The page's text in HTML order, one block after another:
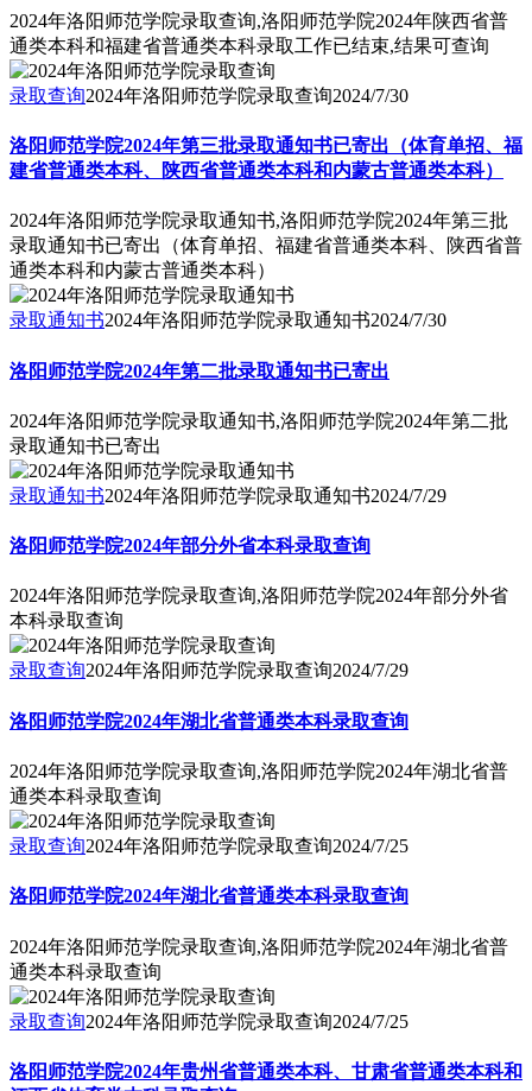
2024年洛阳师范学院录取查询,洛阳师范学院2024年陕西省普
通类本科和福建省普通类本科录取工作已结束,结果可查询
录取查询2024年洛阳师范学院录取查询2024/7/30
洛阳师范学院2024年第三批录取通知书已寄出（体育单招、福
建省普通类本科、陕西省普通类本科和内蒙古普通类本科）
2024年洛阳师范学院录取通知书,洛阳师范学院2024年第三批
录取通知书已寄出（体育单招、福建省普通类本科、陕西省普
通类本科和内蒙古普通类本科）
录取通知书2024年洛阳师范学院录取通知书2024/7/30
洛阳师范学院2024年第二批录取通知书已寄出
2024年洛阳师范学院录取通知书,洛阳师范学院2024年第二批
录取通知书已寄出
录取通知书2024年洛阳师范学院录取通知书2024/7/29
洛阳师范学院2024年部分外省本科录取查询
2024年洛阳师范学院录取查询,洛阳师范学院2024年部分外省
本科录取查询
录取查询2024年洛阳师范学院录取查询2024/7/29
洛阳师范学院2024年湖北省普通类本科录取查询
2024年洛阳师范学院录取查询,洛阳师范学院2024年湖北省普
通类本科录取查询
录取查询2024年洛阳师范学院录取查询2024/7/25
洛阳师范学院2024年湖北省普通类本科录取查询
2024年洛阳师范学院录取查询,洛阳师范学院2024年湖北省普
通类本科录取查询
录取查询2024年洛阳师范学院录取查询2024/7/25
洛阳师范学院2024年贵州省普通类本科、甘肃省普通类本科和